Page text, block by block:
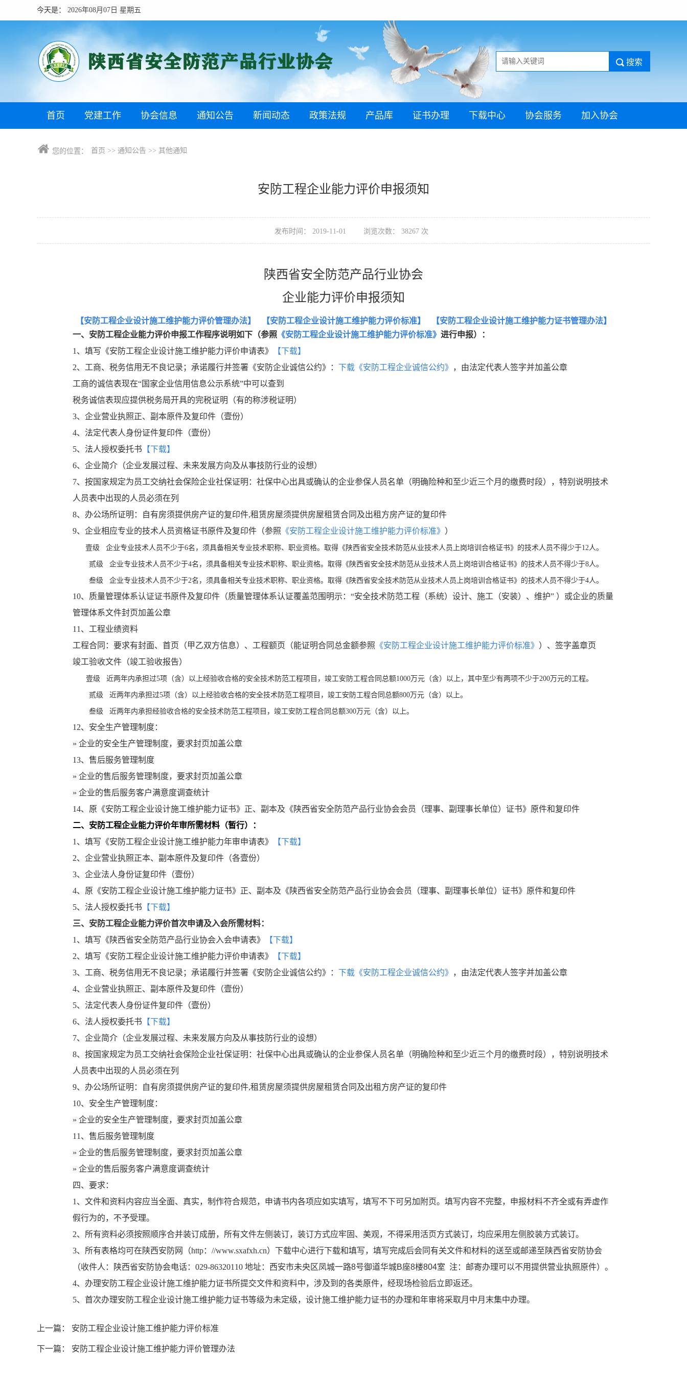
今天是： 2026年08月07日 星期五
首页 党建工作 协会信息 通知公告 新闻动态 政策法规 产品库 证书办理 下载中心 协会服务 加入协会
您的位置： 首页 >> 通知公告 >> 其他通知
安防工程企业能力评价申报须知
发布时间： 2019-11-01 浏览次数： 38267 次
陕西省安全防范产品行业协会
企业能力评价申报须知
【安防工程企业设计施工维护能力评价管理办法】 【安防工程企业设计施工维护能力评价标准】 【安防工程企业设计施工维护能力证书管理办法】
一、安防工程企业能力评价申报工作程序说明如下（参照 《安防工程企业设计施工维护能力评价标准》 进行申报）：
1、填写《安防工程企业设计施工维护能力评价申请表》
【下载】
2、工商、税务信用无不良记录； 承诺履行并签署《安防企业诚信公约》： 下载《安防工程企业诚信公约》 ，由法定代表人签字并加盖公章
工商的诚信表现在“国家企业信用信息公示系统”中可以查到
税务诚信表现应提供税务局开具的完税证明（有的称涉税证明）
3、企业营业执照正、副本原件及复印件（壹份）
4、法定代表人身份证件复印件（壹份）
5、法人授权委托书 【下载】
6、企业简介（企业发展过程、未来发展方向及从事技防行业的设想）
7、按国家规定为员工交纳社会保险企业社保证明：社保中心出具或确认的企业参保人员名单（明确险种和至少近三个月的缴费时段），特别说明技术
人员表中出现的人员必须在列
8、办公场所证明：自有房须提供房产证的复印件,租赁房屋须提供房屋租赁合同及出租方房产证的复印件
9、企业相应专业的技术人员资格证书原件及复印件（参照 《安防工程企业设计施工维护能力评价标准》 ）
壹级 企业专业技术人员不少于6名，须具备相关专业技术职称、职业资格。取得《陕西省安全技术防范从业技术人员上岗培训合格证书》的技术人员不得少于12人。
贰级 企业专业技术人员不少于4名，须具备相关专业技术职称、职业资格。 取得《陕西省安全技术防范从业技术人员上岗培训合格证书》的技术人员不得少于8人。
叁级 企业专业技术人员不少于2名，须具备相关专业技术职称、职业资格。 取得《陕西省安全技术防范从业技术人员上岗培训合格证书》的技术人员不得少于4人。
10、质量管理体系认证证书原件及复印件（质量管理体系认证覆盖范围明示：“安全技术防范工程（系统）设计、施工（安装）、维护” ）或企业的质量
管理体系文件封页加盖公章
11、工程业绩资料
工程合同：要求有封面、首页（甲乙双方信息）、工程额页（能证明合同总金额参照 《安防工程企业设计施工维护能力评价标准》 ）、签字盖章页
竣工验收文件（竣工验收报告）
壹级 近两年内承担过5项（含）以上经验收合格的安全技术防范工程项目，竣工安防工程合同总额1000万元（含）以上，其中至少有两项不少于200万元的工程。
贰级 近两年内承担过5项（含）以上经验收合格的安全技术防范工程项目，竣工安防工程合同总额800万元（含）以上。
叁级 近两年内承担经验收合格的安全技术防范工程项目，竣工安防工程合同总额300万元（含）以上。
12、安全生产管理制度：
» 企业的安全生产管理制度，要求封页加盖公章
13、售后服务管理制度
» 企业的售后服务管理制度，要求封页加盖公章
» 企业的售后服务客户满意度调查统计
14、 原《安防工程企业设计施工维护能力证书》正、副本及《陕西省安全防范产品行业协会会员（理事、副理事长单位）证书》原件和复印件
二、安防工程企业能力评价年审所需材料（暂行）
：
1、填写《安防工程企业设计施工维护能力年审申请表》
【下载】
2、企业营业执照正本、副本原件及复印件（各壹份）
3、企业法人身份证复印件（壹份）
4、原《安防工程企业设计施工维护能力证书》正、副本及《陕西省安全防范产品行业协会会员（理事、副理事长单位）证书》原件和复印件
5、 法人授权委托书 【下载】
三、安防工程企业能力评价首次申请及入会所需材料：
1、填写《陕西省安全防范产品行业协会入会申请表》
【下载】
2、填写《安防工程企业设计施工维护能力评价申请表》
【下载】
3、工商、税务信用无不良记录；承诺履行并签署《安防企业诚信公约》： 下载《安防工程企业诚信公约》 ，由法定代表人签字并加盖公章
4、企业营业执照正、副本原件及复印件（壹份）
5、法定代表人身份证件复印件（壹份）
6、 法人授权委托书 【下载】
7、企业简介（企业发展过程、未来发展方向及从事技防行业的设想）
8、按国家规定为员工交纳社会保险企业社保证明：社保中心出具或确认的企业参保人员名单（明确险种和至少近三个月的缴费时段），特别说明技术
人员表中出现的人员必须在列
9、办公场所证明：自有房须提供房产证的复印件,租赁房屋须提供房屋租赁合同及出租方房产证的复印件
10、安全生产管理制度：
» 企业的安全生产管理制度，要求封页加盖公章
11、售后服务管理制度
» 企业的售后服务管理制度，要求封页加盖公章
» 企业的售后服务客户满意度调查统计
四、要求：
1、文件和资料内容应当全面、真实，制作符合规范，申请书内各项应如实填写，填写不下可另加附页。填写内容不完整，申报材料不齐全或有弄虚作
假行为的，不予受理。
2、所有资料必须按照顺序合并装订成册，所有文件左侧装订，装订方式应牢固、美观，不得采用活页方式装订，均应采用左侧胶装方式装订。
3、所有表格均可在陕西安防网（http：//www.sxafxh.cn）下载中心进行下载和填写，填写完成后会同有关文件和材料的送至或邮递至陕西省安防协会
（收件人：陕西省安防协会电话： 029-86320110 地址：西安市未央区凤城一路8号御道华城B座8楼804室 注：邮寄办理可以不用提供营业执照原件） 。
4、办理安防工程企业设计施工维护能力证书所提交文件和资料中，涉及到的各类原件，经现场检验后立即返还。
5、首次办理安防工程企业设计施工维护能力证书等级为未定级，设计施工维护能力证书的办理和年审将采取月中月末集中办理。
上一篇： 安防工程企业设计施工维护能力评价标准
下一篇： 安防工程企业设计施工维护能力评价管理办法